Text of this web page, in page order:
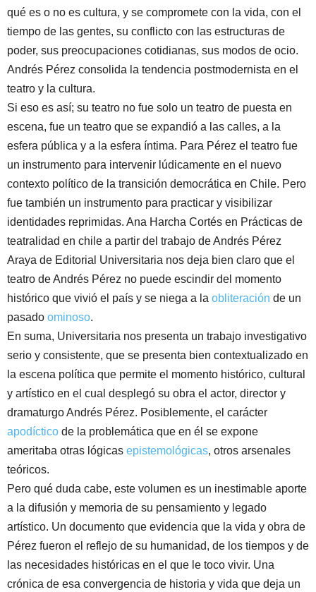
qué es o no es cultura, y se compromete con la vida, con el
tiempo de las gentes, su conflicto con las estructuras de
poder, sus preocupaciones cotidianas, sus modos de ocio.
Andrés Pérez consolida la tendencia postmodernista en el
teatro y la cultura.
Si eso es así; su teatro no fue solo un teatro de puesta en
escena, fue un teatro que se expandió a las calles, a la
esfera pública y a la esfera íntima. Para Pérez el teatro fue
un instrumento para intervenir lúdicamente en el nuevo
contexto político de la transición democrática en Chile. Pero
fue también un instrumento para practicar y visibilizar
identidades reprimidas. Ana Harcha Cortés en Prácticas de
teatralidad en chile a partir del trabajo de Andrés Pérez
Araya de Editorial Universitaria nos deja bien claro que el
teatro de Andrés Pérez no puede escindir del momento
histórico que vivió el país y se niega a la obliteración de un
pasado ominoso.
En suma, Universitaria nos presenta un trabajo investigativo
serio y consistente, que se presenta bien contextualizado en
la escena política que permite el momento histórico, cultural
y artístico en el cual desplegó su obra el actor, director y
dramaturgo Andrés Pérez. Posiblemente, el carácter
apodíctico de la problemática que en él se expone
ameritaba otras lógicas epistemológicas, otros arsenales
teóricos.
Pero qué duda cabe, este volumen es un inestimable aporte
a la difusión y memoria de su pensamiento y legado
artístico. Un documento que evidencia que la vida y obra de
Pérez fueron el reflejo de su humanidad, de los tiempos y de
las necesidades históricas en el que le toco vivir. Una
crónica de esa convergencia de historia y vida que deja un